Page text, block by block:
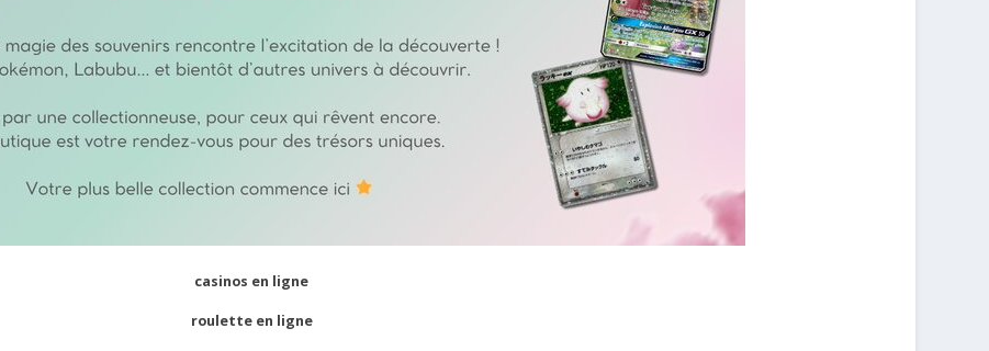
casinos en ligne
roulette en ligne